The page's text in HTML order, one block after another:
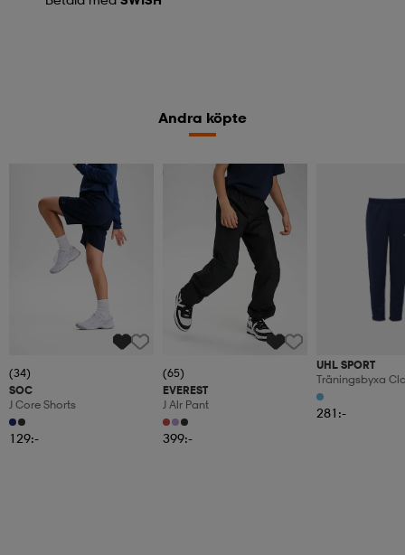
Andra köpte
(34)
SOC
J Core Shorts
129:-
Kampanj -25%
(65)
EVEREST
J Alr Pant
399:-
UHL SPORT
Träningsbyxa
281:-